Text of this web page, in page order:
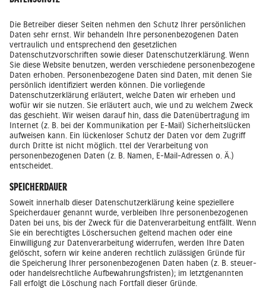
Die Betreiber dieser Seiten nehmen den Schutz Ihrer persönlichen
Daten sehr ernst. Wir behandeln Ihre personenbezogenen Daten
vertraulich und entsprechend den gesetzlichen
Datenschutzvorschriften sowie dieser Datenschutzerklärung. Wenn
Sie diese Website benutzen, werden verschiedene personenbezogene
Daten erhoben. Personenbezogene Daten sind Daten, mit denen Sie
persönlich identifiziert werden können. Die vorliegende
Datenschutzerklärung erläutert, welche Daten wir erheben und
wofür wir sie nutzen. Sie erläutert auch, wie und zu welchem Zweck
das geschieht. Wir weisen darauf hin, dass die Datenübertragung im
Internet (z. B. bei der Kommunikation per E-Mail) Sicherheitslücken
aufweisen kann. Ein lückenloser Schutz der Daten vor dem Zugriff
durch Dritte ist nicht möglich. ttel der Verarbeitung von
personenbezogenen Daten (z. B. Namen, E-Mail-Adressen o. Ä.)
entscheidet.
SPEICHERDAUER
Soweit innerhalb dieser Datenschutzerklärung keine speziellere
Speicherdauer genannt wurde, verbleiben Ihre personenbezogenen
Daten bei uns, bis der Zweck für die Datenverarbeitung entfällt. Wenn
Sie ein berechtigtes Löschersuchen geltend machen oder eine
Einwilligung zur Datenverarbeitung widerrufen, werden Ihre Daten
gelöscht, sofern wir keine anderen rechtlich zulässigen Gründe für
die Speicherung Ihrer personenbezogenen Daten haben (z. B. steuer-
oder handelsrechtliche Aufbewahrungsfristen); im letztgenannten
Fall erfolgt die Löschung nach Fortfall dieser Gründe.